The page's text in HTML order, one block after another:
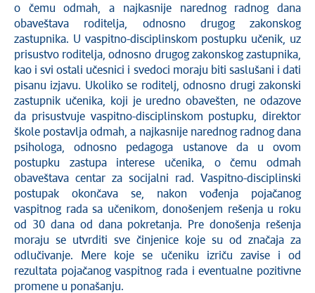
o čemu odmah, a najkasnije narednog radnog dana
obaveštava roditelja, odnosno drugog zakonskog
zastupnika. U vaspitno-disciplinskom postupku učenik, uz
prisustvo roditelja, odnosno drugog zakonskog zastupnika,
kao i svi ostali učesnici i svedoci moraju biti saslušani i dati
pisanu izjavu. Ukoliko se roditelj, odnosno drugi zakonski
zastupnik učenika, koji je uredno obavešten, ne odazove
da prisustvuje vaspitno-disciplinskom postupku, direktor
škole postavlja odmah, a najkasnije narednog radnog dana
psihologa, odnosno pedagoga ustanove da u ovom
postupku zastupa interese učenika, o čemu odmah
obaveštava centar za socijalni rad. Vaspitno-disciplinski
postupak okončava se, nakon vođenja pojačanog
vaspitnog rada sa učenikom, donošenjem rešenja u roku
od 30 dana od dana pokretanja. Pre donošenja rešenja
moraju se utvrditi sve činjenice koje su od značaja za
odlučivanje. Mere koje se učeniku izriču zavise i od
rezultata pojačanog vaspitnog rada i eventualne pozitivne
promene u ponašanju.